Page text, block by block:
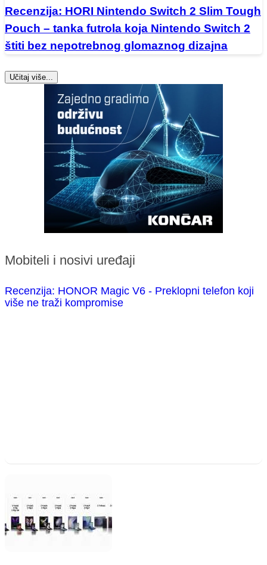
Recenzija: HORI Nintendo Switch 2 Slim Tough
Pouch – tanka futrola koja Nintendo Switch 2
štiti bez nepotrebnog glomaznog dizajna
Učitaj više...
Mobiteli i nosivi uređaji
Recenzija: HONOR Magic V6 - Preklopni telefon koji
više ne traži kompromise